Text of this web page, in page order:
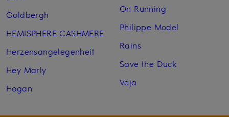
Goldbergh
HEMISPHERE CASHMERE
Herzensangelegenheit
Hey Marly
Hogan
On Running
Philippe Model
Rains
Save the Duck
Veja